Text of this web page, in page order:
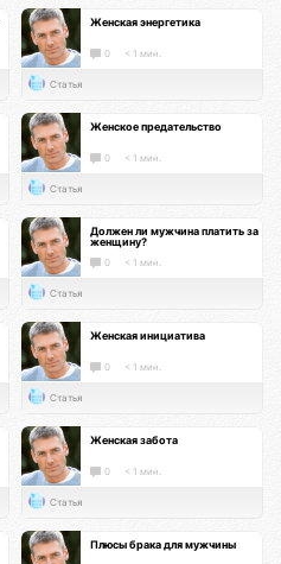
Женская энергетика
0 < 1 мин.
Статья
Женское предательство
0 < 1 мин.
Статья
Должен ли мужчина платить за
женщину?
0 < 1 мин.
Статья
Женская инициатива
0 < 1 мин.
Статья
Женская забота
0 < 1 мин.
Статья
Плюсы брака для мужчины